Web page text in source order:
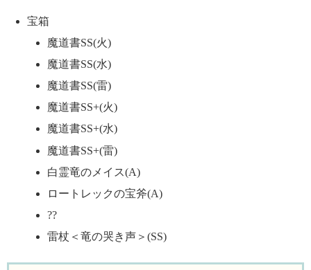
宝箱
魔道書SS(火)
魔道書SS(水)
魔道書SS(雷)
魔道書SS+(火)
魔道書SS+(水)
魔道書SS+(雷)
白霊竜のメイス(A)
ロートレックの宝斧(A)
??
雷杖＜竜の哭き声＞(SS)